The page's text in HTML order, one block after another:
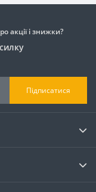
акції і знижки?
Підписатися